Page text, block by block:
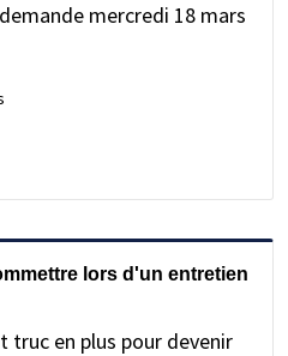
mercredi 18 mars
lors d'un entretien
truc en plus pour devenir